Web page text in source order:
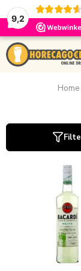
9,2
Ga naar de inhoud
Home